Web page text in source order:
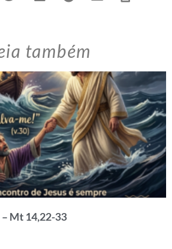
também
Mt 14,22-33